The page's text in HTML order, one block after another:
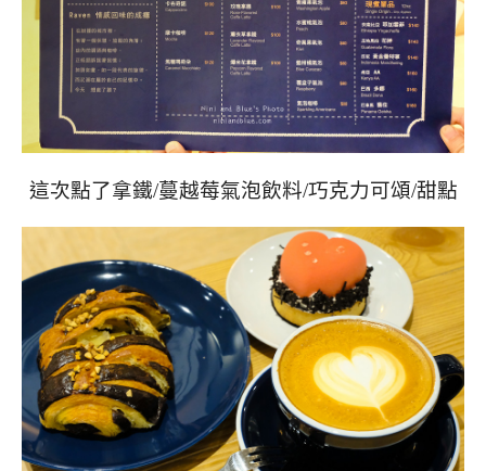
這次點了拿鐵/蔓越莓氣泡飲料/巧克力可頌/甜點